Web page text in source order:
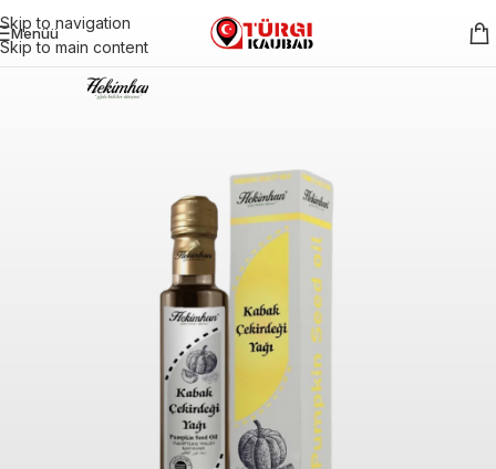
Skip to navigation
Skip to main content
Menüü